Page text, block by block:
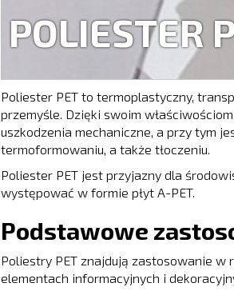
POLIESTER
Poliester PET to termoplastyczny,
przemyśle. Dzięki swoim
uszkodzenia mechaniczne, a przy tym
termoformowaniu, a także tłoczeniu.
Poliester PET jest przyjazny dla
występować w formie płyt A-PET.
Podstawowe
Poliestry PET znajdują zastosowanie w
elementach informacyjnych i